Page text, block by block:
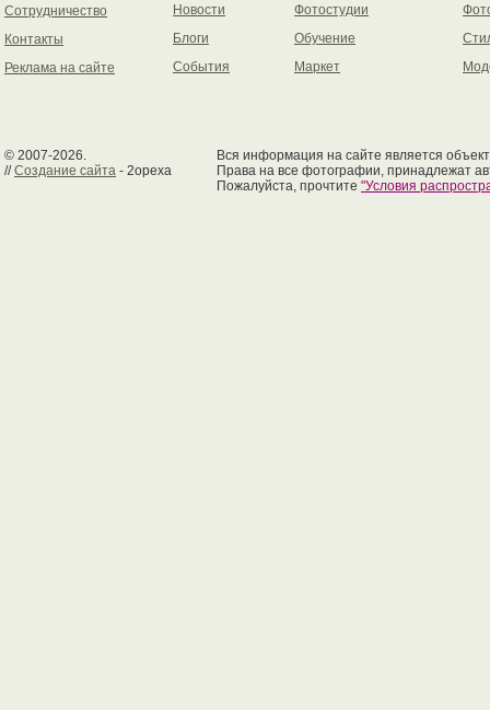
Сотрудничество
Контакты
Реклама на сайте
Новости
Блоги
События
Фотостудии
Обучение
Маркет
© 2007-2026.
//Создание сайта - 2opexa
Вся информация на сайте является
Права на все фотографии, принадлежат
Пожалуйста, прочтите "Условия